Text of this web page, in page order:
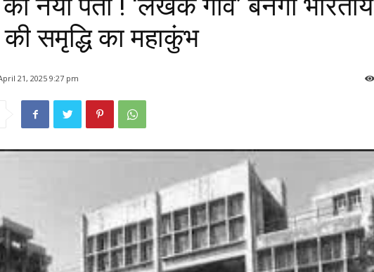
का नया पता ! ‘लेखक गांव’ बनेगा भारतीय
समृद्धि का महाकुंभ
21, 2025 9:27 pm